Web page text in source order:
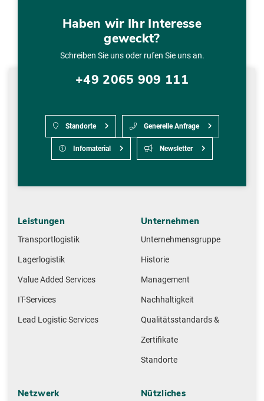
Haben wir Ihr Interesse
geweckt?
Schreiben Sie uns oder rufen Sie uns an.
+49 2065 909 111
Standorte Generelle Anfrage
Infomaterial Newsletter
Leistungen
Transportlogistik
Lagerlogistik
Value Added Services
IT-Services
Lead Logistic Services
Unternehmen
Unternehmensgruppe
Historie
Management
Nachhaltigkeit
Qualitätsstandards &
Zertifikate
Standorte
Netzwerk Nützliches